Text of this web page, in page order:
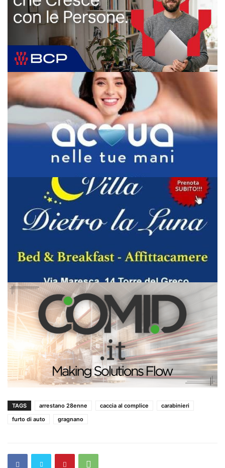
TAGS arrestano 28enne caccia al complice
carabinieri
furto di auto
gragnano